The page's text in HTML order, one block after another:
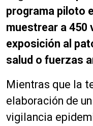
programa piloto
muestrear a 450
exposición al
salud o fuerzas
Mientras que la
elaboración de
vigilancia